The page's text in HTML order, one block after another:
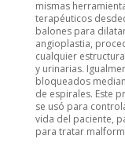
mismas
terapéuticos
balones para
angioplastia,
cualquier
y urinarias.
bloqueados
de espirales. Este
se usó para
vida del paciente,
para tratar